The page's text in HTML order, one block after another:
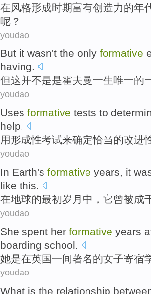
在风格形成时期富有创造力的年
呢？
youdao
But it wasn't the only formative
having.
但这并不是是霍夫曼一生唯一的
youdao
Uses formative tests to
help.
用形成性考试来确定恰当的改进
youdao
In Earth's formative years, it
like this.
在地球的最初岁月 中， 它曾被成
youdao
She spent her formative years
boarding school.
她是在英国一间著名的女子寄宿
youdao
What is the relationship